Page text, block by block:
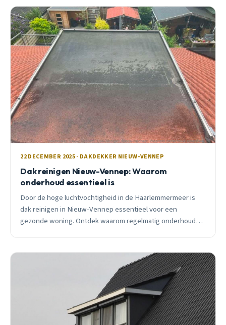
22 DECEMBER 2025 · DAKDEKKER NIEUW-VENNEP
Dak reinigen Nieuw-Vennep: Waarom
onderhoud essentieel is
Door de hoge luchtvochtigheid in de Haarlemmermeer is
dak reinigen in Nieuw-Vennep essentieel voor een
gezonde woning. Ontdek waarom regelmatig onderhoud